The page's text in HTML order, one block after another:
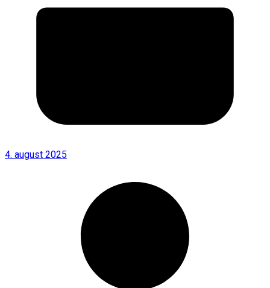
4. august 2025